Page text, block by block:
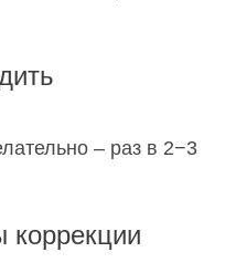
– раз в 2−3
коррекции